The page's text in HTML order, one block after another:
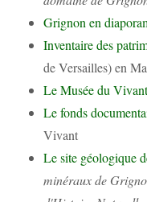
Grignon en
Inventaire des
de Versailles) en
Le Musée du
Le fonds
Vivant
Le site géologique
minéraux de